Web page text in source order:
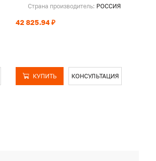
Страна производитель: РОССИЯ
42 825.94 ₽
КУПИТЬ КОНСУЛЬТАЦИЯ